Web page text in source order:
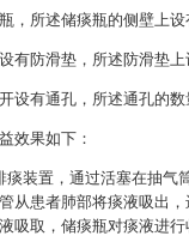
，所述储痰瓶的侧壁上设
有防滑垫，所述防滑垫上
设有通孔，所述通孔的数
效果如下：
痰装置，通过活塞在抽气
从患者肺部将痰液吸出
吸取，储痰瓶对痰液进行